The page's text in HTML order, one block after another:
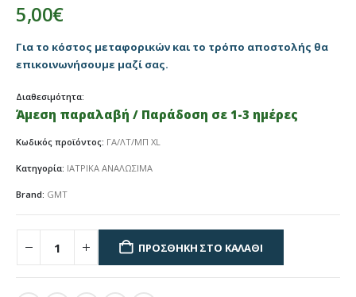
5,00€
Για το κόστος μεταφορικών και το τρόπο αποστολής θα
επικοινωνήσουμε μαζί σας.
Διαθεσιμότητα:
Άμεση παραλαβή / Παράδοση σε 1-3 ημέρες
Κωδικός προϊόντος: ΓΑ/ΛΤ/ΜΠ XL
Κατηγορία: ΙΑΤΡΙΚΑ ΑΝΑΛΩΣΙΜΑ
Brand: GMT
ΠΡΟΣΘΉΚΗ ΣΤΟ ΚΑΛΆΘΙ